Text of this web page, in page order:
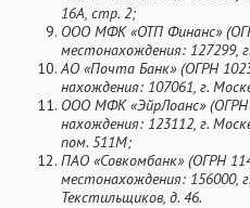
16А, стр. 2;
ООО МФК «ОТП Финанс»
местонахождения: 127299,
АО «Почта Банк» (ОГРН
нахождения: 107061, г.
ООО МФК «ЭйрЛоанс» (ОГРН
нахождения: 123112, г.
пом. 511М;
ПАО «Совкомбанк» (ОГРН
местонахождения: 156000,
Текстильщиков, д. 46.